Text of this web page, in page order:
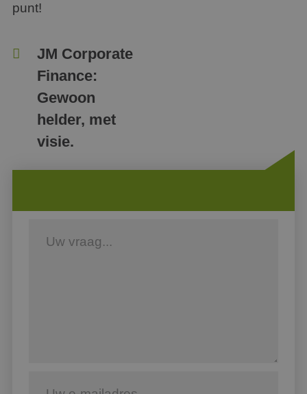
punt!
JM Corporate
Finance:
Gewoon
helder, met
visie.